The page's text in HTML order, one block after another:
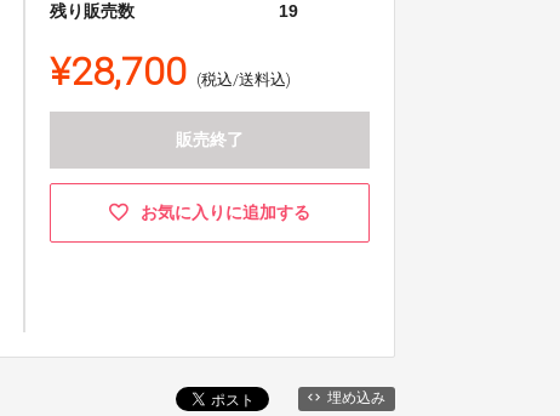
残り販売数 19
¥28,700 (税込/送料込)
販売終了
お気に入りに追加する
埋め込み